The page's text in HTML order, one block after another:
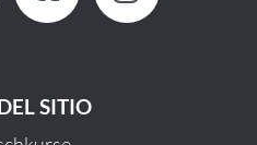
SITIO